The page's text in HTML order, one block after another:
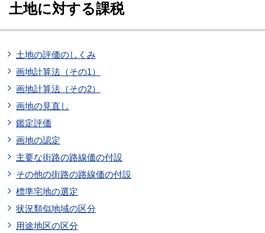
土地に対する課税
土地の評価のしくみ
画地計算法（その1）
画地計算法（その2）
画地の見直し
鑑定評価
画地の認定
主要な街路の路線価の付設
その他の街路の路線価の付設
標準宅地の選定
状況類似地域の区分
用途地区の区分